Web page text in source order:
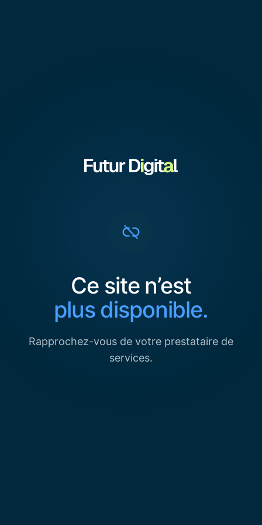
Ce site n’est
plus disponible.
Rapprochez-vous de votre prestataire de
services.